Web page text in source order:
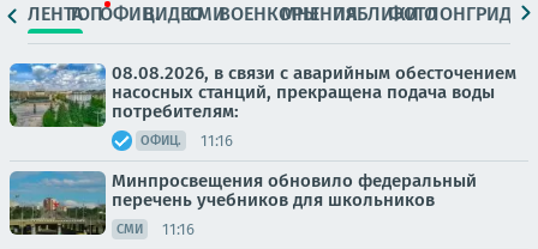
ЛЕНТАТОПОФИЦ.ВИДЕОСМИВОЕНКОРЫМНЕНИЯПАБЛИКИ
ФОТОЛОНГРИДЫ
08.08.2026, в связи с аварийным обесточением
насосных станций, прекращена подача воды
потребителям:
ОФИЦ. 11:16
Минпросвещения обновило федеральный
перечень учебников для школьников
СМИ 11:16